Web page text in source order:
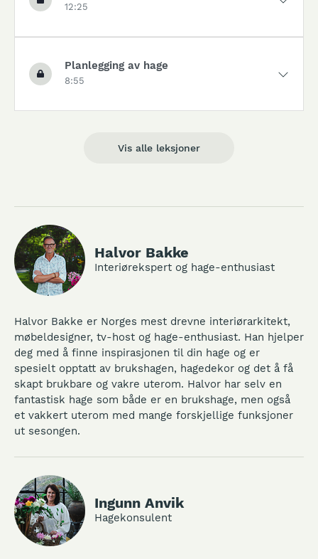
12:25
Planlegging av hage
8:55
Vis alle leksjoner
Halvor Bakke
Interiørekspert og hage-enthusiast
Halvor Bakke er Norges mest drevne interiørarkitekt,
møbeldesigner, tv-host og hage-enthusiast. Han hjelper
deg med å finne inspirasjonen til din hage og er
spesielt opptatt av brukshagen, hagedekor og det å få
skapt brukbare og vakre uterom. Halvor har selv en
fantastisk hage som både er en brukshage, men også
et vakkert uterom med mange forskjellige funksjoner
ut sesongen.
Ingunn Anvik
Hagekonsulent